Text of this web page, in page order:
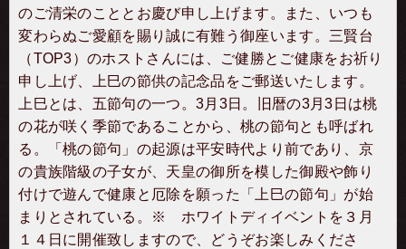
のご清栄のこととお慶び申し上げます。また、いつも
変わらぬご愛顧を賜り誠に有難う御座います。三賢台
（TOP3）のホストさんには、ご健勝とご健康をお祈り
申し上げ、上巳の節供の記念品をご郵送いたします。
上巳とは、五節句の一つ。3月3日。旧暦の3月3日は桃
の花が咲く季節であることから、桃の節句とも呼ばれ
る。「桃の節句」の起源は平安時代より前であり、京
の貴族階級の子女が、天皇の御所を模した御殿や飾り
付けで遊んで健康と厄除を願った「上巳の節句」が始
まりとされている。※ ホワイトディイベントを３月
１４日に開催致しますので、どうぞお楽しみくださ